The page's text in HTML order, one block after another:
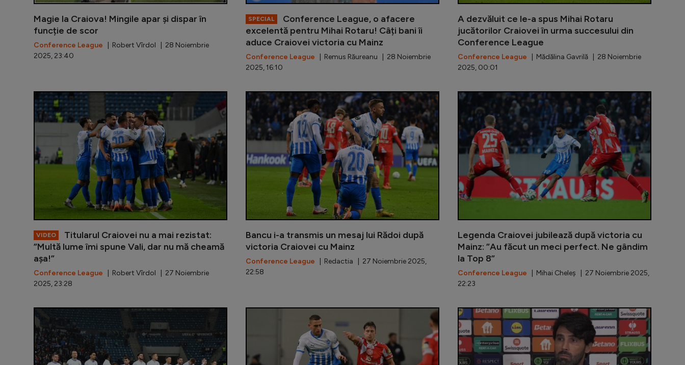
Magie la Craiova! Mingile apar și dispar în
funcție de scor
Conference League | Robert Vîrdol | 28 Noiembrie
2025, 23:40
SPECIAL
Conference League, o afacere
excelentă pentru Mihai Rotaru! Câți bani îi
aduce Craiovei victoria cu Mainz
Conference League | Remus Răureanu | 28 Noiembrie
2025, 16:10
A dezvăluit ce le-a spus Mihai Rotaru
jucătorilor Craiovei în urma succesului din
Conference League
Conference League | Mădălina Gavrilă | 28 Noiembrie
2025, 00:01
VIDEO
Titularul Craiovei nu a mai rezistat:
”Multă lume îmi spune Vali, dar nu mă cheamă
așa!”
Conference League | Robert Vîrdol | 27 Noiembrie
2025, 23:28
Titularul Craiovei nu a mai rezistat: ”Multă lume îmi spune Vali,
Bancu i-a transmis un mesaj lui Rădoi după
victoria Craiovei cu Mainz
Conference League | Redactia | 27 Noiembrie 2025,
22:58
Bancu i-a
Legenda Craiovei jubilează după victoria cu
Mainz: ”Au făcut un meci perfect. Ne gândim
la Top 8”
Conference League | Mihai Cheleș | 27 Noiembrie 2025,
22:23
Scenografia specială pregătită de fanii Craiovei pentru meciul